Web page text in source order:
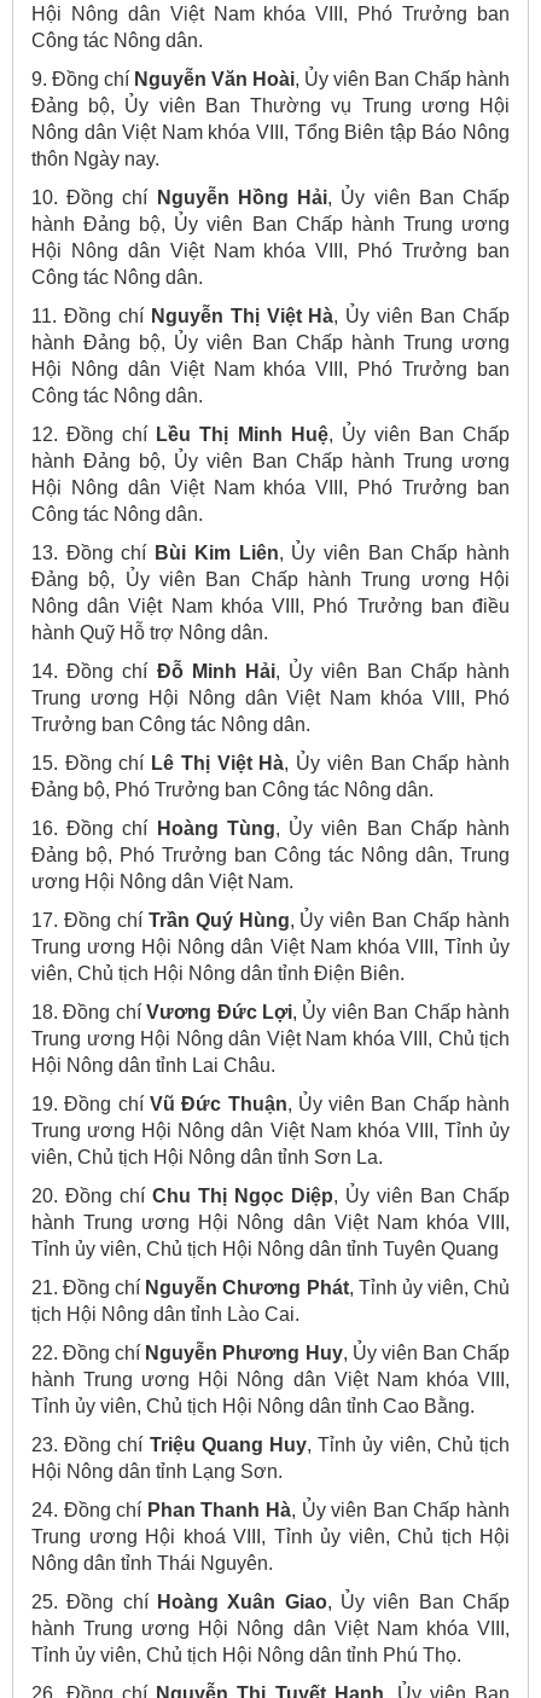
Hội Nông dân Việt Nam khóa VIII, Phó Trưởng ban
Công tác Nông dân.
9. Đồng chí Nguyễn Văn Hoài, Ủy viên Ban Chấp hành
Đảng bộ, Ủy viên Ban Thường vụ Trung ương Hội
Nông dân Việt Nam khóa VIII, Tổng Biên tập Báo Nông
thôn Ngày nay.
10. Đồng chí
Nguyễn Hồng Hải, Ủy viên Ban Chấp
hành Đảng bộ, Ủy viên Ban Chấp hành Trung ương
Hội Nông dân Việt Nam khóa VIII, Phó Trưởng ban
Công tác Nông dân.
11. Đồng chí Nguyễn Thị Việt Hà, Ủy viên Ban Chấp
hành Đảng bộ, Ủy viên Ban Chấp hành Trung ương
Hội Nông dân Việt Nam khóa VIII, Phó Trưởng ban
Công tác Nông dân.
12. Đồng chí Lều Thị Minh Huệ, Ủy viên Ban Chấp
hành Đảng bộ, Ủy viên Ban Chấp hành Trung ương
Hội Nông dân Việt Nam khóa VIII, Phó Trưởng ban
Công tác Nông dân.
13. Đồng chí Bùi Kim Liên, Ủy viên Ban Chấp hành
Đảng bộ, Ủy viên Ban Chấp hành Trung ương Hội
Nông dân Việt Nam khóa VIII, Phó Trưởng ban điều
hành Quỹ Hỗ trợ Nông dân.
14. Đồng chí Đỗ Minh Hải, Ủy viên Ban Chấp hành
Trung ương Hội Nông dân Việt Nam khóa VIII, Phó
Trưởng ban Công tác Nông dân.
15. Đồng chí Lê Thị Việt Hà, Ủy viên Ban Chấp hành
Đảng bộ, Phó Trưởng ban Công tác Nông dân.
16. Đồng chí
Hoàng Tùng, Ủy viên Ban Chấp hành
Đảng bộ, Phó Trưởng ban Công tác Nông dân, Trung
ương Hội Nông dân Việt Nam.
17. Đồng chí Trần Quý Hùng, Ủy viên Ban Chấp hành
Trung ương Hội Nông dân Việt Nam khóa VIII, Tỉnh ủy
viên, Chủ tịch Hội Nông dân tỉnh Điện Biên.
18. Đồng chíVương Đức Lợi, Ủy viên Ban Chấp hành
Trung ương Hội Nông dân Việt Nam khóa VIII, Chủ tịch
Hội Nông dân tỉnh Lai Châu.
19. Đồng chí Vũ Đức Thuận, Ủy viên Ban Chấp hành
Trung ương Hội Nông dân Việt Nam khóa VIII, Tỉnh ủy
viên, Chủ tịch Hội Nông dân tỉnh Sơn La.
20. Đồng chí Chu Thị Ngọc Diệp, Ủy viên Ban Chấp
hành Trung ương Hội Nông dân Việt Nam khóa VIII,
Tỉnh ủy viên, Chủ tịch Hội Nông dân tỉnh Tuyên Quang
21. Đồng chí Nguyễn Chương Phát, Tỉnh ủy viên, Chủ
tịch Hội Nông dân tỉnh Lào Cai.
22. Đồng chí Nguyễn Phương Huy, Ủy viên Ban Chấp
hành Trung ương Hội Nông dân Việt Nam khóa VIII,
Tỉnh ủy viên, Chủ tịch Hội Nông dân tỉnh Cao Bằng.
23. Đồng chí Triệu Quang Huy, Tỉnh ủy viên, Chủ tịch
Hội Nông dân tỉnh Lạng Sơn.
24. Đồng chí Phan Thanh Hà, Ủy viên Ban Chấp hành
Trung ương Hội khoá VIII, Tỉnh ủy viên, Chủ tịch Hội
Nông dân tỉnh Thái Nguyên.
25. Đồng chí Hoàng Xuân Giao, Ủy viên Ban Chấp
hành Trung ương Hội Nông dân Việt Nam khóa VIII,
Tỉnh ủy viên, Chủ tịch Hội Nông dân tỉnh Phú Thọ.
26. Đồng chí Nguyễn Thị Tuyết Hạnh , Ủy viên Ban